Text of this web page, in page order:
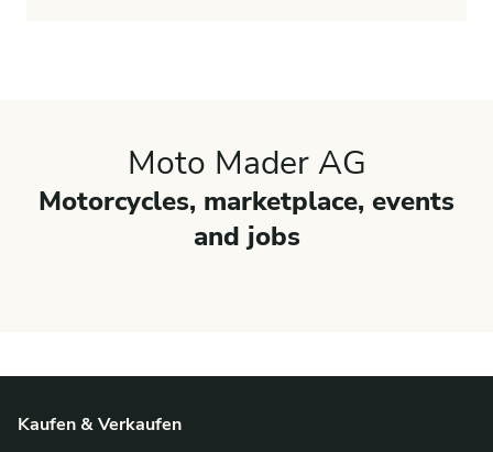
Moto Mader AG
Motorcycles, marketplace, events
and jobs
Kaufen & Verkaufen